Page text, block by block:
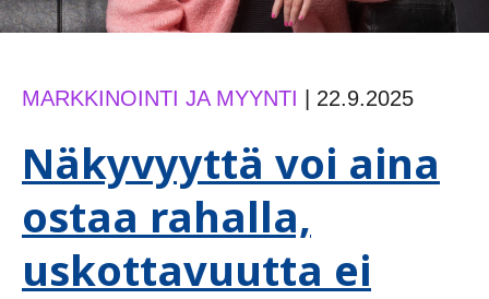
MARKKINOINTI JA MYYNTI 22.9.2025
Näkyvyyttä voi aina
ostaa rahalla,
uskottavuutta ei